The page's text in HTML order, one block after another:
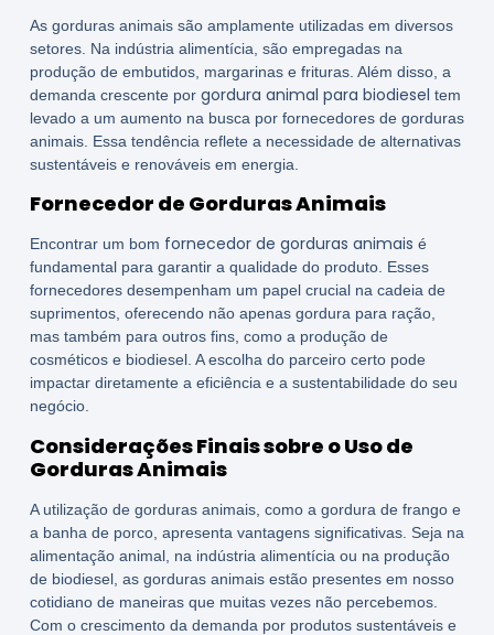
As gorduras animais são amplamente utilizadas em diversos
setores. Na indústria alimentícia, são empregadas na
produção de embutidos, margarinas e frituras. Além disso, a
demanda crescente por gordura animal para biodiesel tem
levado a um aumento na busca por fornecedores de gorduras
animais. Essa tendência reflete a necessidade de alternativas
sustentáveis e renováveis em energia.
Fornecedor de Gorduras Animais
Encontrar um bom fornecedor de gorduras animais é
fundamental para garantir a qualidade do produto. Esses
fornecedores desempenham um papel crucial na cadeia de
suprimentos, oferecendo não apenas gordura para ração,
mas também para outros fins, como a produção de
cosméticos e biodiesel. A escolha do parceiro certo pode
impactar diretamente a eficiência e a sustentabilidade do seu
negócio.
Considerações Finais sobre o Uso de
Gorduras Animais
A utilização de gorduras animais, como a gordura de frango e
a banha de porco, apresenta vantagens significativas. Seja na
alimentação animal, na indústria alimentícia ou na produção
de biodiesel, as gorduras animais estão presentes em nosso
cotidiano de maneiras que muitas vezes não percebemos.
Com o crescimento da demanda por produtos sustentáveis e